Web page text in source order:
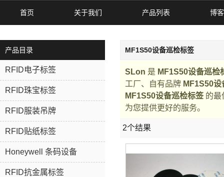
首页 关于我们 产品列表 博客
产品目录
RFID电子标签
RFID珠宝标签
RFID服装吊牌
RFID贴纸标签
Honeywell 条码设备
RFID抗金属标签
MF1S50设备巡检标签
SLon 是 MF1S50设备巡检
工厂、自有品牌 MF1S50
MF1S50设备巡检标签 的最
为您提供更好的服务。
2个结果